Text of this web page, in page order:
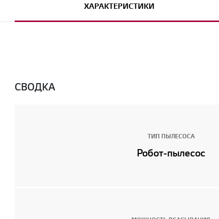
ХАРАКТЕРИСТИКИ
СВОДКА
ТИП ПЫЛЕСОСА
Робот-пылесос